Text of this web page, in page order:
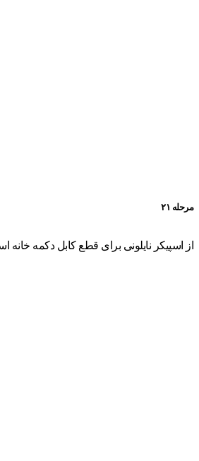
مرحله ۲۱
از اسپیکر نایلونی برای قطع کابل دکمه خانه